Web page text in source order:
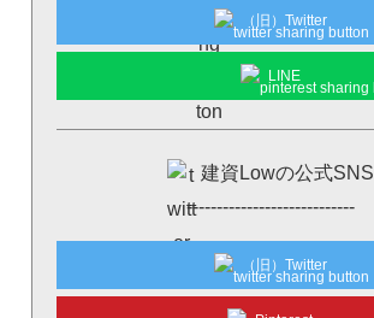
（旧）Twitter
LINE
建資Lowの公式SNS
----------------------------
（旧）Twitter